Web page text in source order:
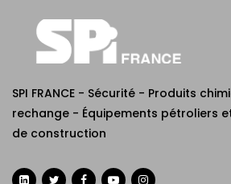
SPI FRANCE - Sécurité - Produits
rechange - Équipements pétroliers
de construction